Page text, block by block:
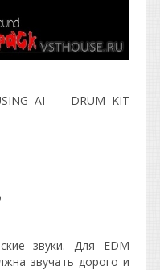
AI — DRUM KIT
звуки. Для EDM
звучать дорого и